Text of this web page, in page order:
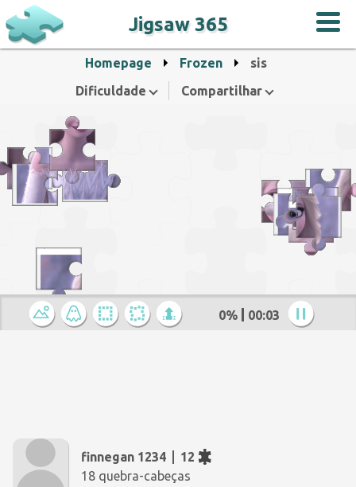
Jigsaw 365
Homepage Frozen
sis
Dificuldade
Compartilhar
0% 00:04
finnegan 1234
12
18 quebra-cabeças